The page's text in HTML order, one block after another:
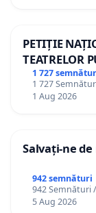
PETIȚIE
TEATRELOR
ROMÂNIA
1 727
1 727
1 Aug 2026
Salvați-ne
942 semnături
942 Semnături
5 Aug 2026